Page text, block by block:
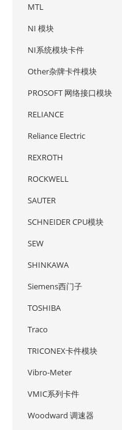
MTL
NI 模块
NI系统模块卡件
Other杂牌卡件模块
PROSOFT 网络接口模块
RELIANCE
Reliance Electric
REXROTH
ROCKWELL
SAUTER
SCHNEIDER CPU模块
SEW
SHINKAWA
Siemens西门子
TOSHIBA
Traco
TRICONEX卡件模块
Vibro-Meter
VMIC系列卡件
Woodward 调速器